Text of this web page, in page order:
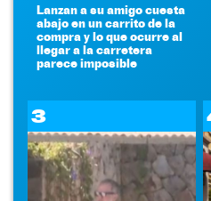
Lanzan a su amigo cuesta
abajo en un carrito de la
compra y lo que ocurre al
llegar a la carretera
parece imposible
3